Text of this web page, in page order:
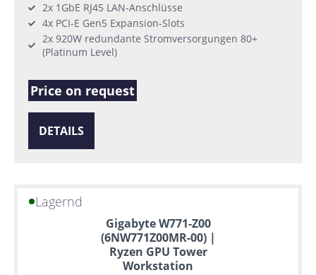
2x 1GbE RJ45 LAN-Anschlüsse
4x PCI-E Gen5 Expansion-Slots
2x 920W redundante Stromversorgungen 80+
(Platinum Level)
Price on request
DETAILS
Lagernd
Gigabyte W771-Z00
(6NW771Z00MR-00) |
Ryzen GPU Tower
Workstation